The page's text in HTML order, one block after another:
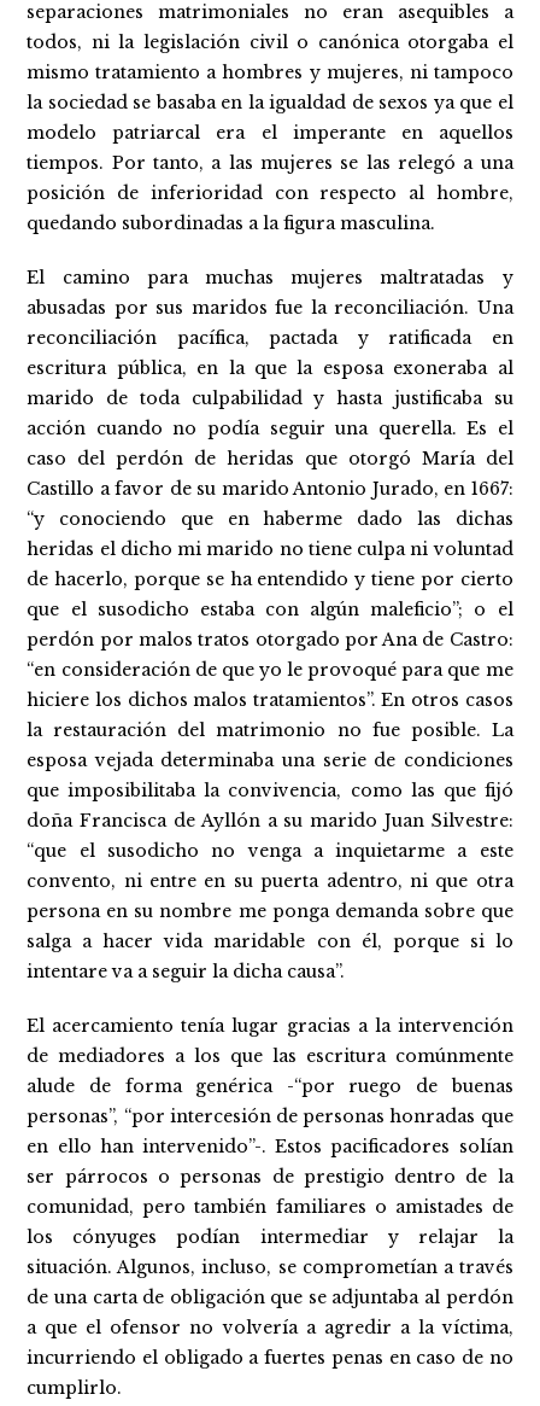
separaciones matrimoniales no eran asequibles a
todos, ni la legislación civil o canónica otorgaba el
mismo tratamiento a hombres y mujeres, ni tampoco
la sociedad se basaba en la igualdad de sexos ya que el
modelo patriarcal era el imperante en aquellos
tiempos. Por tanto, a las mujeres se las relegó a una
posición de inferioridad con respecto al hombre,
quedando subordinadas a la figura masculina.
El camino para muchas mujeres maltratadas y
abusadas por sus maridos fue la reconciliación. Una
reconciliación pacífica, pactada y ratificada en
escritura pública, en la que la esposa exoneraba al
marido de toda culpabilidad y hasta justificaba su
acción cuando no podía seguir una querella. Es el
caso del perdón de heridas que otorgó María del
Castillo a favor de su marido Antonio Jurado, en 1667:
“y conociendo que en haberme dado las dichas
heridas el dicho mi marido no tiene culpa ni voluntad
de hacerlo, porque se ha entendido y tiene por cierto
que el susodicho estaba con algún maleficio”; o el
perdón por malos tratos otorgado por Ana de Castro:
“en consideración de que yo le provoqué para que me
hiciere los dichos malos tratamientos”. En otros casos
la restauración del matrimonio no fue posible. La
esposa vejada determinaba una serie de condiciones
que imposibilitaba la convivencia, como las que fijó
doña Francisca de Ayllón a su marido Juan Silvestre:
“que el susodicho no venga a inquietarme a este
convento, ni entre en su puerta adentro, ni que otra
persona en su nombre me ponga demanda sobre que
salga a hacer vida maridable con él, porque si lo
intentare va a seguir la dicha causa”.
El acercamiento tenía lugar gracias a la intervención
de mediadores a los que las escritura comúnmente
alude de forma genérica -“por ruego de buenas
personas”, “por intercesión de personas honradas que
en ello han intervenido”-. Estos pacificadores solían
ser párrocos o personas de prestigio dentro de la
comunidad, pero también familiares o amistades de
los cónyuges podían intermediar y relajar la
situación. Algunos, incluso, se comprometían a través
de una carta de obligación que se adjuntaba al perdón
a que el ofensor no volvería a agredir a la víctima,
incurriendo el obligado a fuertes penas en caso de no
cumplirlo.